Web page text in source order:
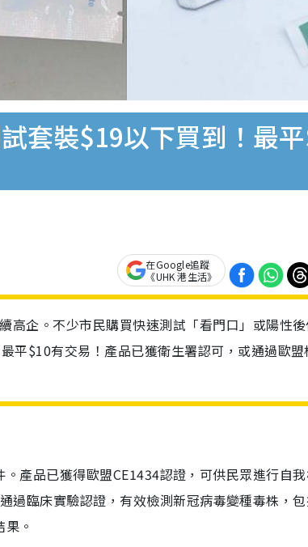
套裝$19以下買到！最
在Google追蹤
《UHK 港生活》
高企。不少市民購買快速測試「看門口」或陽性
平$10有交易！產品已獲衛生署認可，或通過歐盟
產品已獲得歐盟CE1434認證，可供民眾進行自
過臨床實驗認證，有效檢測新冠病毒變種毒株，
。